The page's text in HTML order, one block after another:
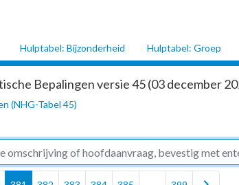
Hulptabel: Bijzonderheid Hulptabel: Groep
Bepalingen versie 45 (03 december
(NHG-Tabel 45)